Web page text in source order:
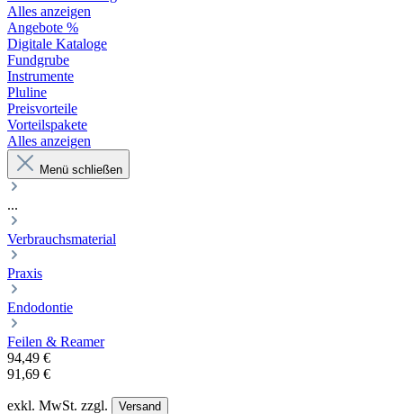
Alles anzeigen
Angebote %
Digitale Kataloge
Fundgrube
Instrumente
Pluline
Preisvorteile
Vorteilspakete
Alles anzeigen
Menü schließen
...
Verbrauchsmaterial
Praxis
Endodontie
Feilen & Reamer
94,49 €
91,69 €
exkl. MwSt. zzgl. Versand